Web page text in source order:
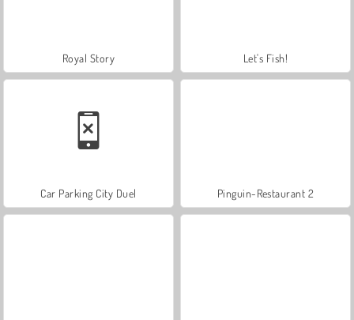
Royal Story Let's Fish!
Car Parking City Duel Pinguin-Restaurant 2